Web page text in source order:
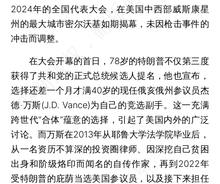
2024年的全国代表大会，在美国中西部威斯康星
州的最大城市密尔沃基如期揭幕，未因枪击事件的
冲击而调整。
在大会开幕的首日，78岁的特朗普不仅第三度
获得了共和党的正式总统候选人提名，他也宣布，
选择还差一个月才满40岁的现任俄亥俄州参议员杰
德‧万斯(J.D. Vance)为自己的竞选副手。这一充满
跨世代“合体”蕴意的选择，引起了美国内外的广泛
讨论。而万斯在2013年从耶鲁大学法学院毕业后，
从一名资历不算深的投资圈律师、因深挖自己贫困
出身和阶级烙印而闻名的自传作家，再到2022年
受特朗普的庇荫当选美国参议员，以及接下来担任